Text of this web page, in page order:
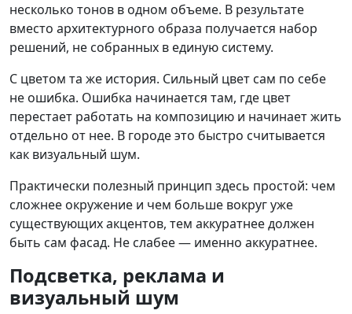
несколько тонов в одном объеме. В результате
вместо архитектурного образа получается набор
решений, не собранных в единую систему.
С цветом та же история. Сильный цвет сам по себе
не ошибка. Ошибка начинается там, где цвет
перестает работать на композицию и начинает жить
отдельно от нее. В городе это быстро считывается
как визуальный шум.
Практически полезный принцип здесь простой: чем
сложнее окружение и чем больше вокруг уже
существующих акцентов, тем аккуратнее должен
быть сам фасад. Не слабее — именно аккуратнее.
Подсветка, реклама и
визуальный шум